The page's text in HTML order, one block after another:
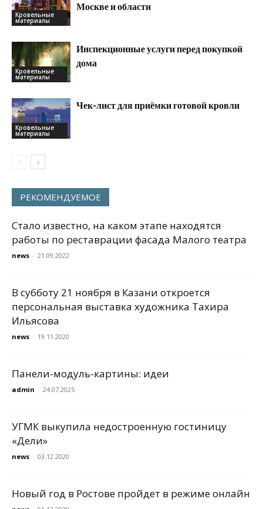
Кровельные
материалы
Москве и области
Кровельные
материалы
Инспекционные услуги перед покупкой
дома
Кровельные
материалы
Чек-лист для приёмки готовой кровли
РЕКОМЕНДУЕМОЕ
Стало известно, на каком этапе находятся
работы по реставрации фасада Малого театра
news - 21.09.2022
В субботу 21 ноября в Казани откроется
персональная выставка художника Тахира
Ильясова
news - 19.11.2020
Панели-модуль-картины: идеи
admin - 24.07.2025
УГМК выкупила недостроенную гостиницу
«Дели»
news - 03.12.2020
Новый год в Ростове пройдет в режиме онлайн